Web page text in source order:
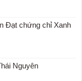
Đạt chứng chỉ Xanh
Nguyên